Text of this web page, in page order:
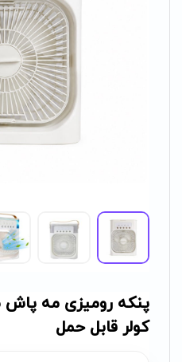
کولر قابل حمل